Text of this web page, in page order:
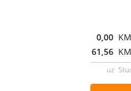
0,00
61,56
uz